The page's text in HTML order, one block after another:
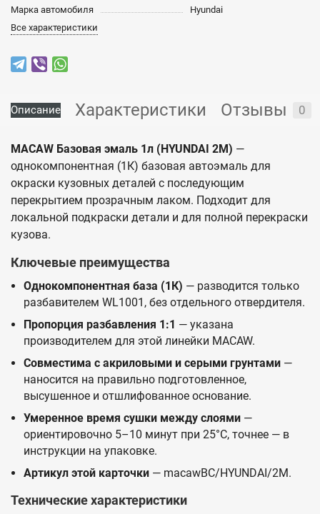
Марка автомобиля
Hyundai
Все характеристики
Описание Характеристики Отзывы 0
MACAW Базовая эмаль 1л (HYUNDAI 2M) —
однокомпонентная (1К) базовая автоэмаль для
окраски кузовных деталей с последующим
перекрытием прозрачным лаком. Подходит для
локальной подкраски детали и для полной перекраски
кузова.
Ключевые преимущества
Однокомпонентная база (1К) — разводится только
разбавителем WL1001, без отдельного отвердителя.
Пропорция разбавления 1:1 — указана
производителем для этой линейки MACAW.
Совместима с акриловыми и серыми грунтами —
наносится на правильно подготовленное,
высушенное и отшлифованное основание.
Умеренное время сушки между слоями —
ориентировочно 5–10 минут при 25°C, точнее — в
инструкции на упаковке.
Артикул этой карточки — macawBC/HYUNDAI/2M.
Технические характеристики